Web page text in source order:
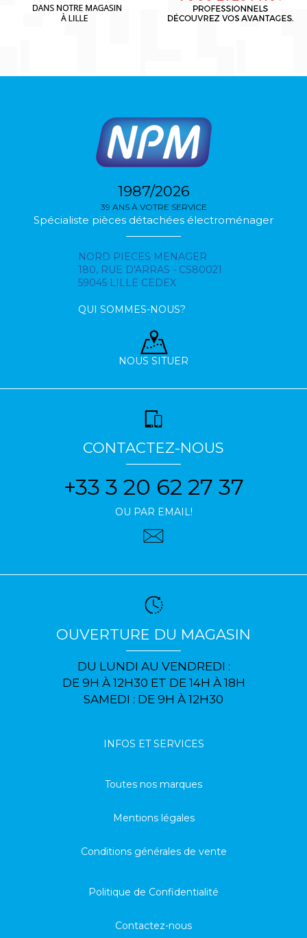
1987/2026
39 ANS À VOTRE SERVICE
Spécialiste pièces détachées électroménager
NORD PIECES MENAGER
180, RUE D'ARRAS - CS80021
59045 LILLE CEDEX
QUI SOMMES-NOUS?
NOUS SITUER
CONTACTEZ-NOUS
+33 3 20 62 27 37
OU PAR EMAIL!
OUVERTURE DU MAGASIN
DU LUNDI AU VENDREDI :
DE 9H À 12H30 ET DE 14H À 18H
SAMEDI : DE 9H À 12H30
INFOS ET SERVICES
Toutes nos marques
Mentions légales
Conditions générales de vente
Politique de Confidentialité
Contactez-nous